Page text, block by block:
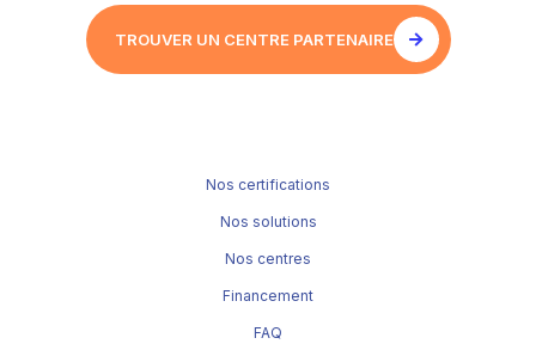
TROUVER UN CENTRE PARTENAIRE
Nos certifications
Nos solutions
Nos centres
Financement
FAQ